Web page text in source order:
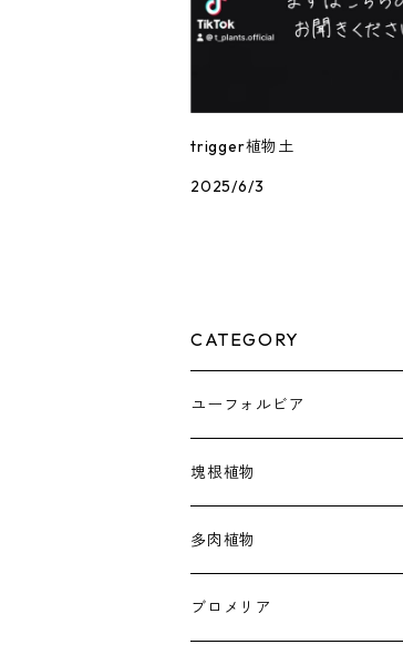
trigger植物土
2025/6/3
CATEGORY
ユーフォルビア
塊根植物
アデニア
アデニウム
多肉植物
アガベ
ブロメリア